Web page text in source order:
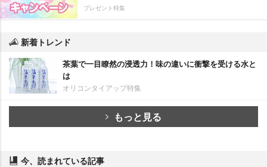
プレゼント特集
新着トレンド
茶葉で一目瞭然の浸透力！味の違いに衝撃を受ける水と
は
オリコンタイアップ特集
もっと見る
今、読まれている記事